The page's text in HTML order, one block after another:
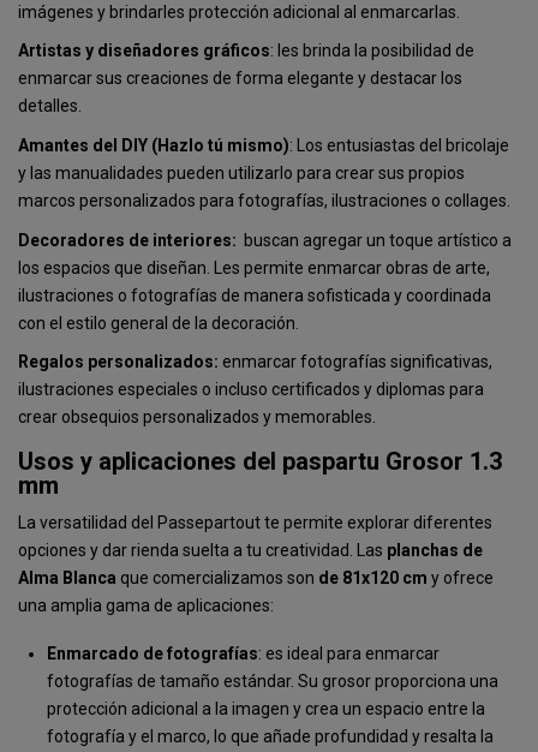
imágenes y brindarles protección adicional al enmarcarlas.
Artistas y diseñadores gráficos: les brinda la posibilidad de
enmarcar sus creaciones de forma elegante y destacar los
detalles.
Amantes del DIY (Hazlo tú mismo): Los entusiastas del bricolaje
y las manualidades pueden utilizarlo para crear sus propios
marcos personalizados para fotografías, ilustraciones o collages.
Decoradores de interiores: buscan agregar un toque artístico a
los espacios que diseñan. Les permite enmarcar obras de arte,
ilustraciones o fotografías de manera sofisticada y coordinada
con el estilo general de la decoración.
Regalos personalizados: enmarcar fotografías significativas,
ilustraciones especiales o incluso certificados y diplomas para
crear obsequios personalizados y memorables.
Usos y aplicaciones del paspartu Grosor 1.3
mm
La versatilidad del Passepartout te permite explorar diferentes
opciones y dar rienda suelta a tu creatividad. Las planchas de
Alma Blanca que comercializamos son de 81x120 cm y ofrece
una amplia gama de aplicaciones:
Enmarcado de fotografías: es ideal para enmarcar
fotografías de tamaño estándar. Su grosor proporciona una
protección adicional a la imagen y crea un espacio entre la
fotografía y el marco, lo que añade profundidad y resalta la